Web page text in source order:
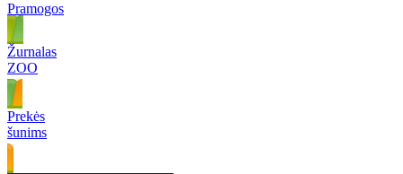
Pramogos
Žurnalas
ZOO
Prekės
šunims